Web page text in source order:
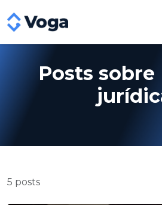
Posts sobre
5 posts